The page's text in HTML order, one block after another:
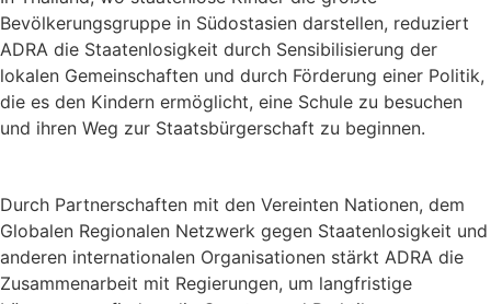
Bevölkerungsgruppe in Südostasien darstellen, reduziert
ADRA die Staatenlosigkeit durch Sensibilisierung der
lokalen Gemeinschaften und durch Förderung einer Politik,
die es den Kindern ermöglicht, eine Schule zu besuchen
und ihren Weg zur Staatsbürgerschaft zu beginnen.
Durch Partnerschaften mit den Vereinten Nationen, dem
Globalen Regionalen Netzwerk gegen Staatenlosigkeit und
anderen internationalen Organisationen stärkt ADRA die
Zusammenarbeit mit Regierungen, um langfristige